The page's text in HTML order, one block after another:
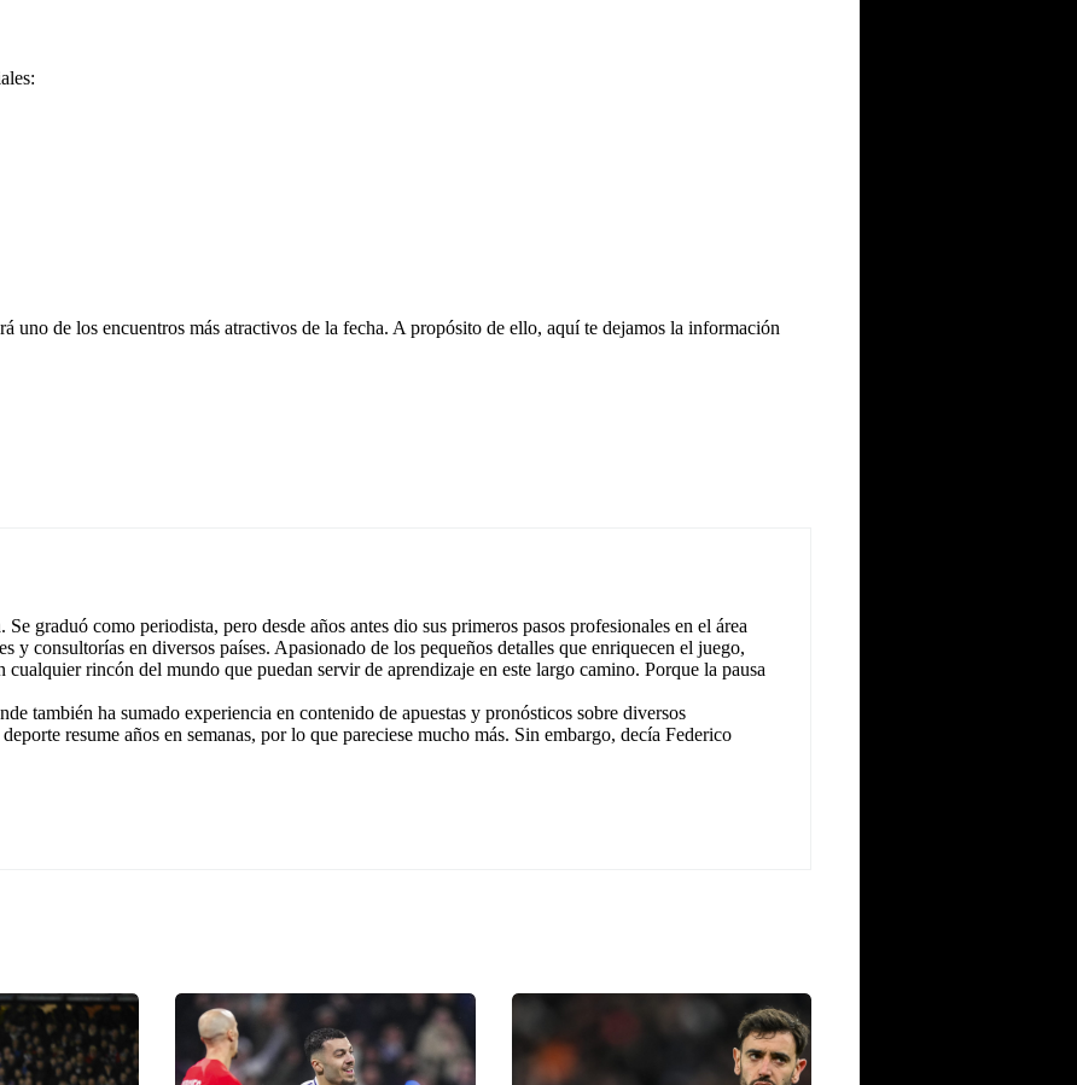
uno de los encuentros más atractivos de la fecha. A propósito de ello, aquí te dejamos la información
graduó como periodista, pero desde años antes dio sus primeros pasos profesionales en el área
y consultorías en diversos países. Apasionado de los pequeños detalles que enriquecen el juego,
cualquier rincón del mundo que puedan servir de aprendizaje en este largo camino. Porque la pausa
también ha sumado experiencia en contenido de apuestas y pronósticos sobre diversos
resume años en semanas, por lo que pareciese mucho más. Sin embargo, decía Federico